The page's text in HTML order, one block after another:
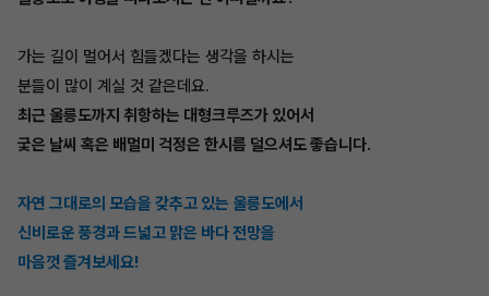
가는 길이 멀어서 힘들겠다는 생각을 하시는
분들이 많이 계실 것 같은데요.
최근 울릉도까지 취항하는 대형크루즈가 있어서
궃은 날씨 혹은 배멀미 걱정은 한시름 덜으셔도 좋습니다.
자연 그대로의 모습을 갖추고 있는 울릉도에서
신비로운 풍경과 드넓고 맑은 바다 전망을
마음껏 즐겨보세요!